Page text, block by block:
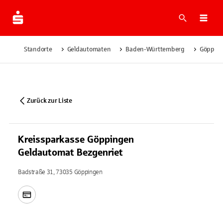
Suche
Standorte Geldautomaten Baden-Württemberg
Zurück zur Liste
Kreissparkasse Göppingen
Geldautomat Bezgenriet
Badstraße 31, 73035 Göppingen